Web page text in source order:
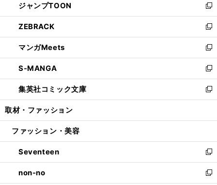
く
で
開
く
ド
ウ
で
開
く
ィ
ン
ド
ウ
で
開
く
い
ウ
ィ
ン
ド
ウ
で
開
く
ジャンプTOON
新
し
い
ウ
ィ
ン
ド
ウ
で
開
ZEBRACK
新
し
い
ウ
ィ
ン
ド
ウ
開
マンガMeets
新
し
い
ウ
ィ
ン
ウ
開
く
S-MANGA
新
し
い
ウ
ン
ウ
で
開
く
集英社コミック文庫
新
し
ウ
ン
ド
ウ
で
開
取材・ファッション
ファッション・美容
Seventeen
新
し
い
non-no
新